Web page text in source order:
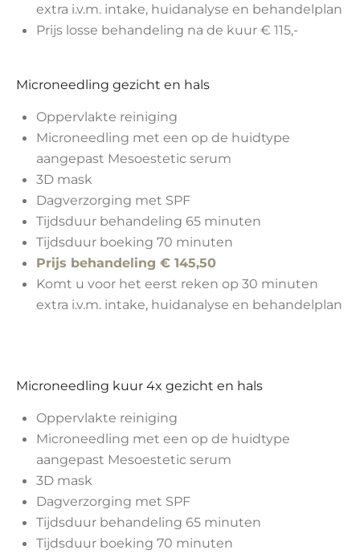
extra i.v.m. intake, huidanalyse en behandelplan
Prijs losse behandeling na de kuur € 115,-
Microneedling gezicht en hals
Oppervlakte reiniging
Microneedling met een op de huidtype
aangepast Mesoestetic serum
3D mask
Dagverzorging met SPF
Tijdsduur behandeling 65 minuten
Tijdsduur boeking 70 minuten
Prijs behandeling € 145,50
Komt u voor het eerst reken op 30 minuten
extra i.v.m. intake, huidanalyse en behandelplan
Microneedling kuur 4x gezicht en hals
Oppervlakte reiniging
Microneedling met een op de huidtype
aangepast Mesoestetic serum
3D mask
Dagverzorging met SPF
Tijdsduur behandeling 65 minuten
Tijdsduur boeking 70 minuten